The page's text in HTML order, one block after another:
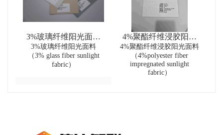
3%玻璃纤维阳光面料
（3% glass fiber sunlight
fabric）
3%玻璃纤维阳光面料
（3% glass fiber sunlight
fabric）
4%聚酯纤维浸胶阳光
面料（4%polyester fiber
impregnated sunlight
fabric）
4%聚酯纤维浸胶阳光面料
（4%polyester fiber
impregnated sunlight
fabric）